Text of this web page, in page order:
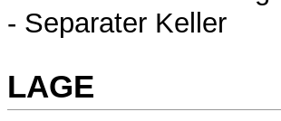
- Separater Keller
LAGE